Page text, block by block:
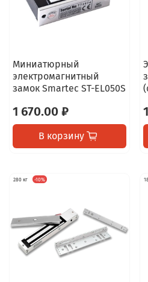
Миниатюрный
электромагнитный
замок Smartec ST-EL050S
1 670.00 ₽
В корзину
280 кг -10%